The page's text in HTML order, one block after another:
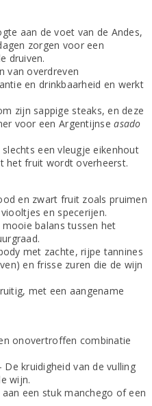
aan de voet van de Andes,
zorgen voor een
druiven.
van overdreven
en drinkbaarheid en werkt
zijn sappige steaks, en deze
voor een Argentijnseasado
een vleugje eikenhout
het fruit wordt overheerst.
en zwart fruit zoals pruimen
en specerijen.
balans tussen het
met zachte, rijpe tannines
en frisse zuren die de wijn
met een aangename
onovertroffen combinatie
De kruidigheid van de vulling
wijn.
aan een stuk manchego of een